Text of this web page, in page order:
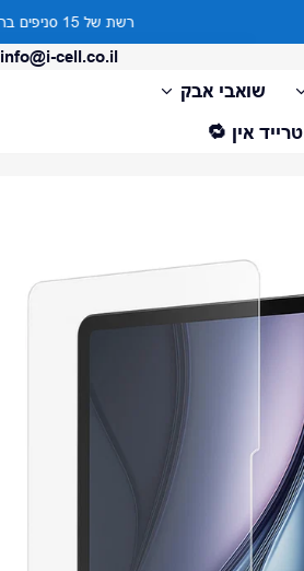
info@i-cell.co.il
שואבי אבק
טרייד אין 🔁